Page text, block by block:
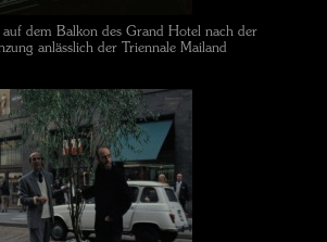
auf dem Balkon des Grand Hotel nach der
anlässlich der Triennale Mailand